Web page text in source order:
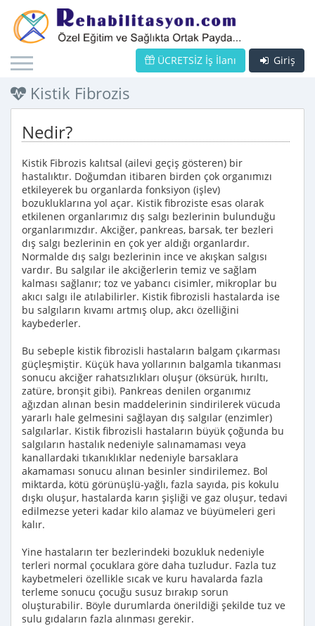
Giriş
ÜCRETSİZ İş İlanı
Kistik Fibrozis
Nedir?
Kistik Fibrozis kalıtsal (ailevi geçiş gösteren) bir
hastalıktır. Doğumdan itibaren birden çok organımızı
etkileyerek bu organlarda fonksiyon (işlev)
bozukluklarına yol açar. Kistik fibroziste esas olarak
etkilenen organlarımız dış salgı bezlerinin bulunduğu
organlarımızdır. Akciğer, pankreas, barsak, ter bezleri
dış salgı bezlerinin en çok yer aldığı organlardır.
Normalde dış salgı bezlerinin ince ve akışkan salgısı
vardır. Bu salgılar ile akciğerlerin temiz ve sağlam
kalması sağlanır; toz ve yabancı cisimler, mikroplar bu
akıcı salgı ile atılabilirler. Kistik fibrozisli hastalarda ise
bu salgıların kıvamı artmış olup, akcı özelliğini
kaybederler.
Bu sebeple kistik fibrozisli hastaların balgam çıkarması
güçleşmiştir. Küçük hava yollarının balgamla tıkanması
sonucu akciğer rahatsızlıkları oluşur (öksürük, hırıltı,
zatüre, bronşit gibi). Pankreas denilen organımız
ağızdan alınan besin maddelerinin sindirilerek vücuda
yararlı hale gelmesini sağlayan dış salgılar (enzimler)
salgılarlar. Kistik fibrozisli hastaların büyük çoğunda bu
salgıların hastalık nedeniyle salınamaması veya
kanallardaki tıkanıklıklar nedeniyle barsaklara
akamaması sonucu alınan besinler sindirilemez. Bol
miktarda, kötü görünüşlü-yağlı, fazla sayıda, pis kokulu
dışkı oluşur, hastalarda karın şişliği ve gaz oluşur, tedavi
edilmezse yeteri kadar kilo alamaz ve büyümeleri geri
kalır.
Yine hastaların ter bezlerindeki bozukluk nedeniyle
terleri normal çocuklara göre daha tuzludur. Fazla tuz
kaybetmeleri özellikle sıcak ve kuru havalarda fazla
terleme sonucu çocuğu susuz bırakıp sorun
oluşturabilir. Böyle durumlarda önerildiği şekilde tuz ve
sulu gıdaların fazla alınması gerekir.